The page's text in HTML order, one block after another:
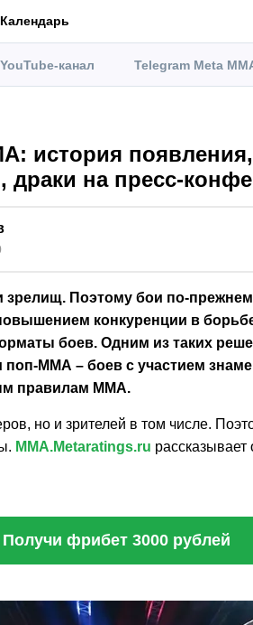
Календарь
YouTube-канал Telegram Meta
история
на пресс-
зрелищ. Поэтому бои по-
конкуренции в
боев. Одним из таких
поп-ММА – боев с участием
правилам ММА.
но и зрителей в том числе.
MMA.Metaratings.ru
Получи фрибет 3000 рублей